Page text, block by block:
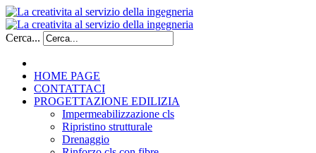
Cerca...
HOME PAGE
CONTATTACI
PROGETTAZIONE EDILIZIA
Impermeabilizzazione cls
Ripristino strutturale
Drenaggio